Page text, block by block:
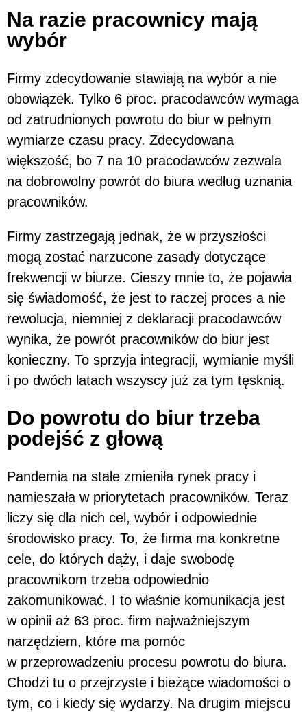
Na razie pracownicy mają
wybór
Firmy zdecydowanie stawiają na wybór a nie
obowiązek. Tylko 6 proc. pracodawców wymaga
od zatrudnionych powrotu do biur w pełnym
wymiarze czasu pracy. Zdecydowana
większość, bo 7 na 10 pracodawców zezwala
na dobrowolny powrót do biura według uznania
pracowników.
Firmy zastrzegają jednak, że w przyszłości
mogą zostać narzucone zasady dotyczące
frekwencji w biurze. Cieszy mnie to, że pojawia
się świadomość, że jest to raczej proces a nie
rewolucja, niemniej z deklaracji pracodawców
wynika, że powrót pracowników do biur jest
konieczny. To sprzyja integracji, wymianie myśli
i po dwóch latach wszyscy już za tym tęsknią.
Do powrotu do biur trzeba
podejść z głową
Pandemia na stałe zmieniła rynek pracy i
namieszała w priorytetach pracowników. Teraz
liczy się dla nich cel, wybór i odpowiednie
środowisko pracy. To, że firma ma konkretne
cele, do których dąży, i daje swobodę
pracownikom trzeba odpowiednio
zakomunikować. I to właśnie komunikacja jest
w opinii aż 63 proc. firm najważniejszym
narzędziem, które ma pomóc
w przeprowadzeniu procesu powrotu do biura.
Chodzi tu o przejrzyste i bieżące wiadomości o
tym, co i kiedy się wydarzy. Na drugim miejscu